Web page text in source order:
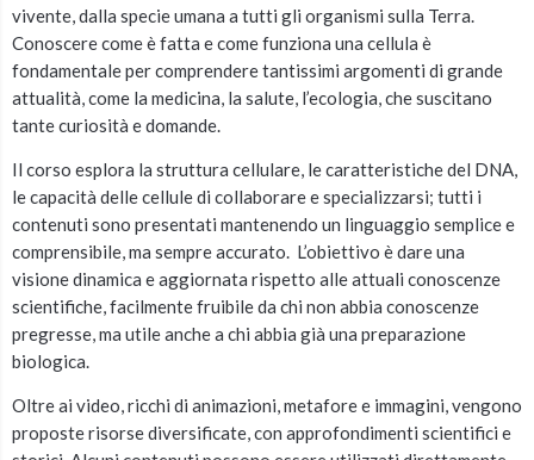
vivente, dalla specie umana a tutti gli organismi sulla Terra.
Conoscere come è fatta e come funziona una cellula è
fondamentale per comprendere tantissimi argomenti di grande
attualità, come la medicina, la salute, l’ecologia, che suscitano
tante curiosità e domande.
Il corso esplora la struttura cellulare, le caratteristiche del DNA,
le capacità delle cellule di collaborare e specializzarsi; tutti i
contenuti sono presentati mantenendo un linguaggio semplice e
comprensibile, ma sempre accurato. L’obiettivo è dare una
visione dinamica e aggiornata rispetto alle attuali conoscenze
scientifiche, facilmente fruibile da chi non abbia conoscenze
pregresse, ma utile anche a chi abbia già una preparazione
biologica.
Oltre ai video, ricchi di animazioni, metafore e immagini, vengono
proposte risorse diversificate, con approfondimenti scientifici e